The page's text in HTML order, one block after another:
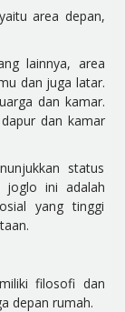
area depan,
lainnya, area
dan juga latar.
dan kamar.
dan kamar
status
joglo ini adalah
yang tinggi
filosofi dan
depan rumah.